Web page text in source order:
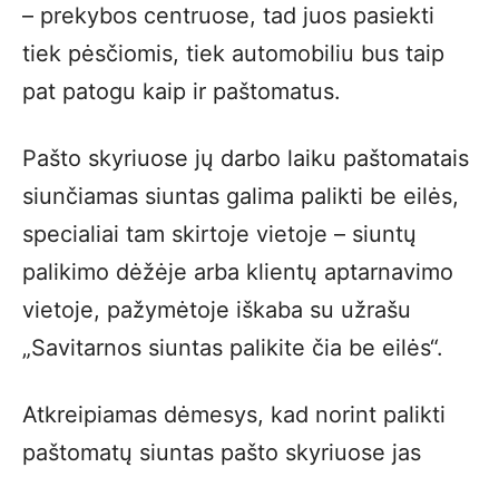
– prekybos centruose, tad juos pasiekti
tiek pėsčiomis, tiek automobiliu bus taip
pat patogu kaip ir paštomatus.
Pašto skyriuose jų darbo laiku paštomatais
siunčiamas siuntas galima palikti be eilės,
specialiai tam skirtoje vietoje – siuntų
palikimo dėžėje arba klientų aptarnavimo
vietoje, pažymėtoje iškaba su užrašu
„Savitarnos siuntas palikite čia be eilės“.
Atkreipiamas dėmesys, kad norint palikti
paštomatų siuntas pašto skyriuose jas